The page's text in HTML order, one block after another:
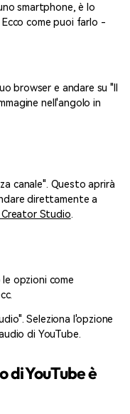
smartphone, è lo
come puoi farlo -
browser e andare su "Il
nell'angolo in
canale". Questo aprirà
direttamente a
Creator Studio.
opzioni come
Seleziona l'opzione
di YouTube.
di YouTube è